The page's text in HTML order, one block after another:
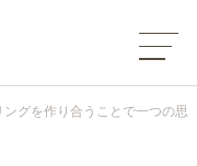
グを作り合うことで一つの思